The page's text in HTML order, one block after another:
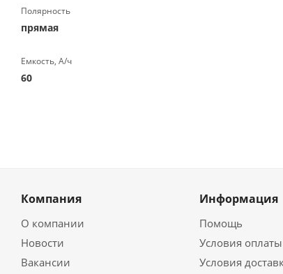
Полярность
прямая
Емкость, А/ч
60
Компания
О компании
Новости
Вакансии
Информация
Помощь
Условия оплаты
Условия